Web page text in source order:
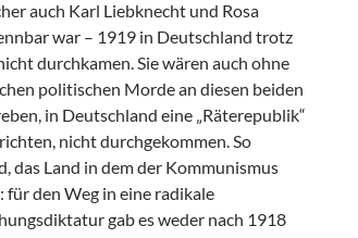
auch Karl Liebknecht und Rosa
war – 1919 in Deutschland trotz
durchkamen. Sie wären auch ohne
politischen Morde an diesen beiden
in Deutschland eine „Räterepublik“
nicht durchgekommen. So
das Land in dem der Kommunismus
für den Weg in eine radikale
gab es weder nach 1918